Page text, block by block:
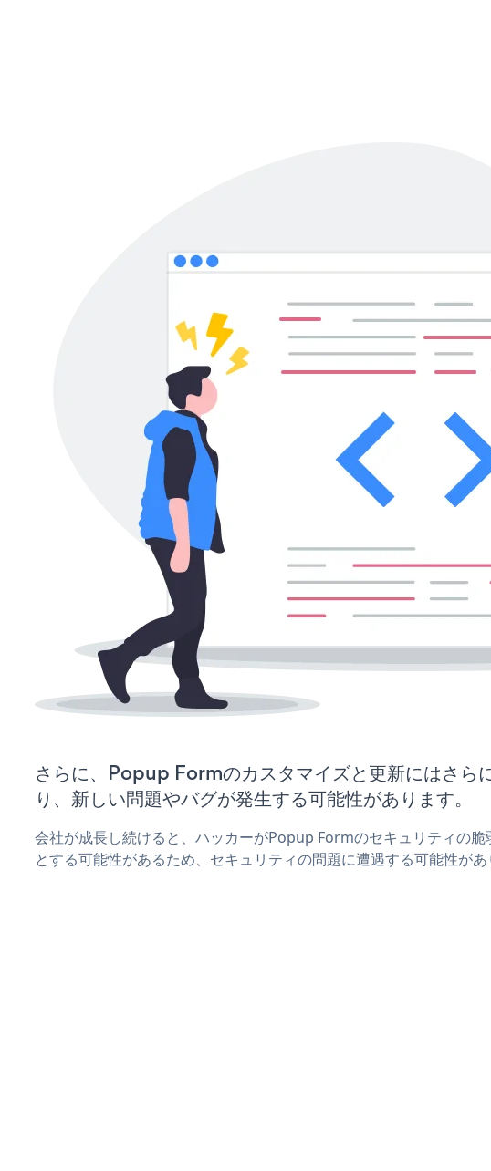
さらに、Popup Formのカスタマイズと更新にはさら
り、新しい問題やバグが発生する可能性があります。
会社が成長し続けると、ハッカーがPopup Formのセキュリティの脆
とする可能性があるため、セキュリティの問題に遭遇する可能性があ